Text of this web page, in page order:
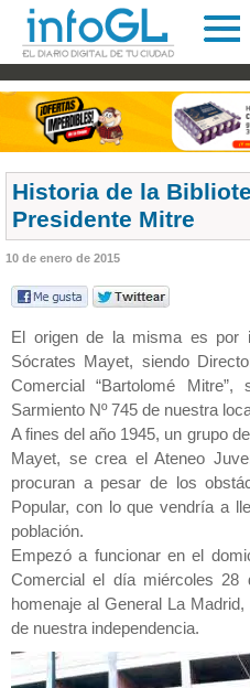
Historia de la
Presidente Mitre
10 de enero de 2015
El origen de la misma es por
Sócrates Mayet, siendo
Comercial “Bartolomé
Sarmiento Nº 745 de nuestra
A fines del año 1945, un grupo
Mayet, se crea el Ateneo
procuran a pesar de los
Popular, con lo que vendría a
población.
Empezó a funcionar en el
Comercial el día miércoles 28
homenaje al General La
de nuestra independencia.